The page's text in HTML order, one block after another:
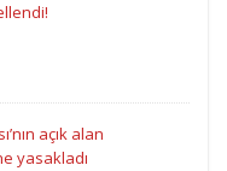
açık alan
yasakladı